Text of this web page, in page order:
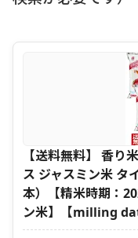
【送料無料】 香り
ス ジャスミン米 タ
本）【精米時期：
ン米】【milling